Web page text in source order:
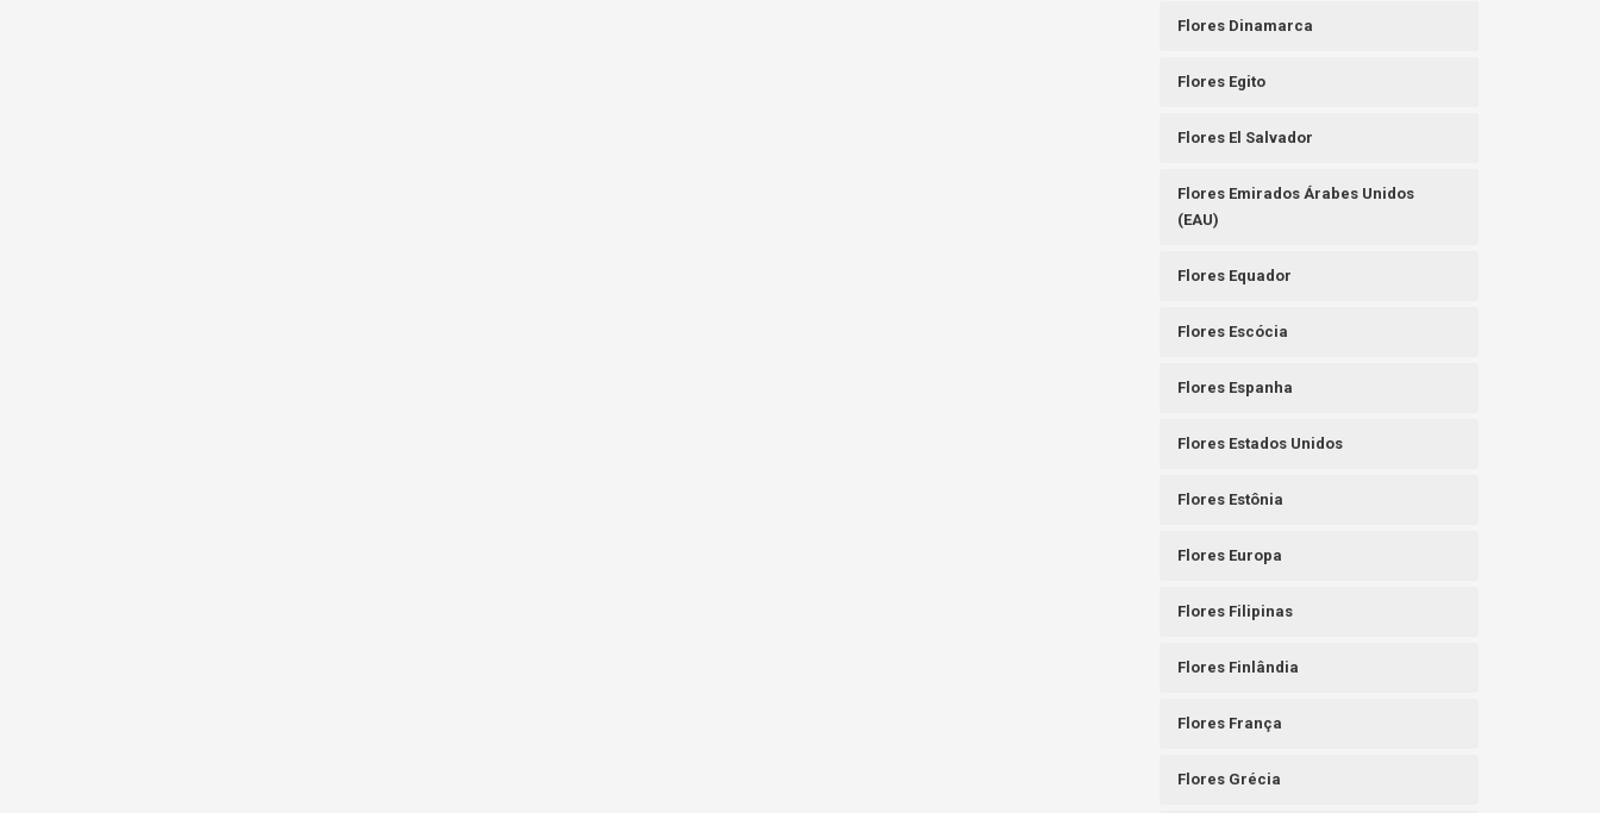
Flores Dinamarca
Flores Egito
Flores El Salvador
Flores Emirados Árabes Unidos
(EAU)
Flores Equador
Flores Escócia
Flores Espanha
Flores Estados Unidos
Flores Estônia
Flores Europa
Flores Filipinas
Flores Finlândia
Flores França
Flores Grécia